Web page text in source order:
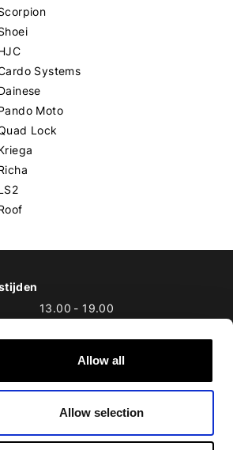
Allow all
Allow selection
Systems
Moto
Lock
13.00 - 19.00
10.00-19.00
-20.00
10.00-17.00
10.00-17.00